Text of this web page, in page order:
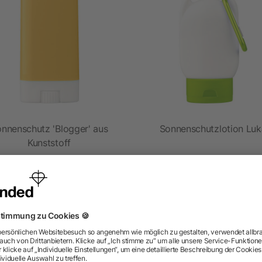
'Blogger' aus
Kunststoff
ab 0,54 €
Sonnenschutzlotion
Wir haben die Antworten.